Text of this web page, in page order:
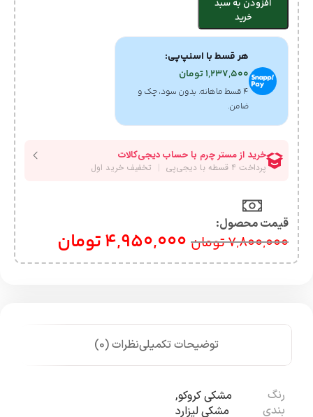
افزودن به سبد
خرید
هر قسط با اسنپ‌پی:
1,237,500تومان
۴ قسط ماهانه. بدون سود، چک و
ضامن.
قیمت محصول:​
7,800,000تومان 4,950,000تومان
توضیحات تکمیلینظرات (0)
رنگ
بندی
مشکی کروکو,
مشکی لیزارد